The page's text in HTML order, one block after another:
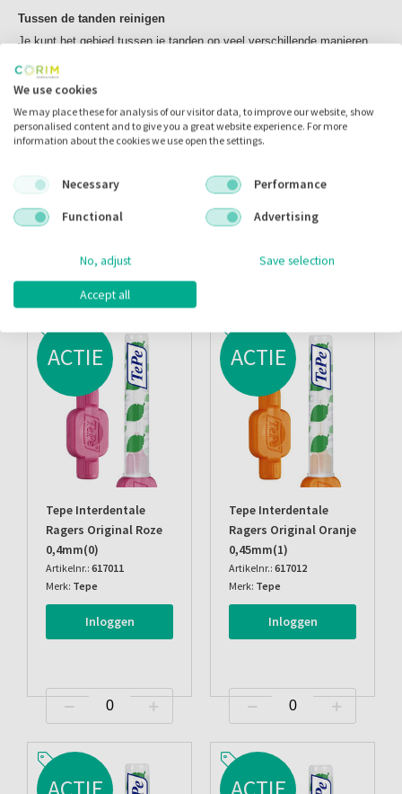
Tussen de tanden reinigen
Je kunt het gebied tussen je tanden op veel verschillende manieren
reinigen. Welk reinigingsproduct je kiest, hangt af van de ruimte
tussen je tanden en je persoonlijke voorkeur. TePe biedt verschillende
soorten ragers, tandenstokers en floss voor een optimale reiniging
tussen je tanden.
TePe heeft speciale producten ontwikkeld om het reinigen van o.a.
Gerelateerde producten
ACTIE
Tepe Interdentale
Ragers Original Roze
0,4mm(0)
Artikelnr.: 617011
Merk: Tepe
Inloggen
ACTIE
Tepe Interdentale
Ragers Original Oranje
0,45mm(1)
Artikelnr.: 617012
Merk: Tepe
Inloggen
We use cookies
We may place these for analysis of our visitor data, to improve our website, show
personalised content and to give you a great website experience. For more
information about the cookies we use open the settings.
Necessary
Performance
Functional
Advertising
No, adjust Save selection
Accept all